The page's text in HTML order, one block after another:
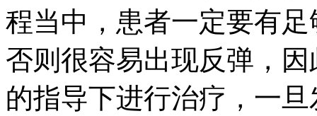
程当中，患者一定要有
否则很容易出现反弹，
的指导下进行治疗，一